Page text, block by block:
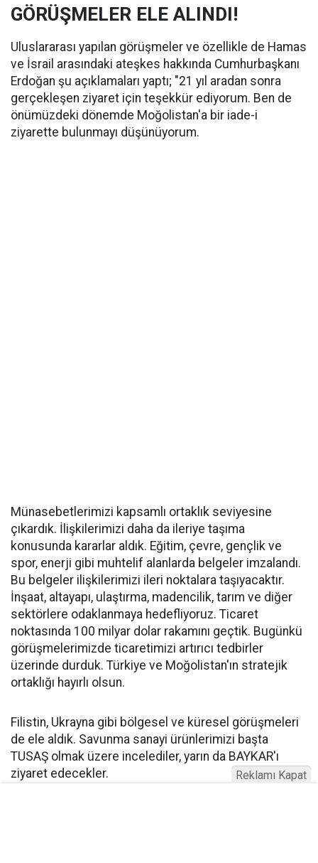
GÖRÜŞMELER ELE ALINDI!
Uluslararası yapılan görüşmeler ve özellikle de Hamas
ve İsrail arasındaki ateşkes hakkında Cumhurbaşkanı
Erdoğan şu açıklamaları yaptı; "21 yıl aradan sonra
gerçekleşen ziyaret için teşekkür ediyorum. Ben de
önümüzdeki dönemde Moğolistan'a bir iade-i
ziyarette bulunmayı düşünüyorum.
Münasebetlerimizi kapsamlı ortaklık seviyesine
çıkardık. İlişkilerimizi daha da ileriye taşıma
konusunda kararlar aldık. Eğitim, çevre, gençlik ve
spor, enerji gibi muhtelif alanlarda belgeler imzalandı.
Bu belgeler ilişkilerimizi ileri noktalara taşıyacaktır.
İnşaat, altayapı, ulaştırma, madencilik, tarım ve diğer
sektörlere odaklanmaya hedefliyoruz. Ticaret
noktasında 100 milyar dolar rakamını geçtik. Bugünkü
görüşmelerimizde ticaretimizi artırıcı tedbirler
üzerinde durduk. Türkiye ve Moğolistan'ın stratejik
ortaklığı hayırlı olsun.
Filistin, Ukrayna gibi bölgesel ve küresel görüşmeleri
de ele aldık. Savunma sanayi ürünlerimizi başta
TUSAŞ olmak üzere incelediler, yarın da BAYKAR'ı
ziyaret edecekler.
Reklamı Kapat